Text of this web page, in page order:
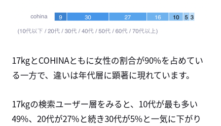
17kgとCOHINAともに女性の割合が90%を占めてい
る一方で、違いは年代層に顕著に現れています。
17kgの検索ユーザー層をみると、 10代が最も多い
49%、 20代が27%と続き30代が5%と一気に下がり